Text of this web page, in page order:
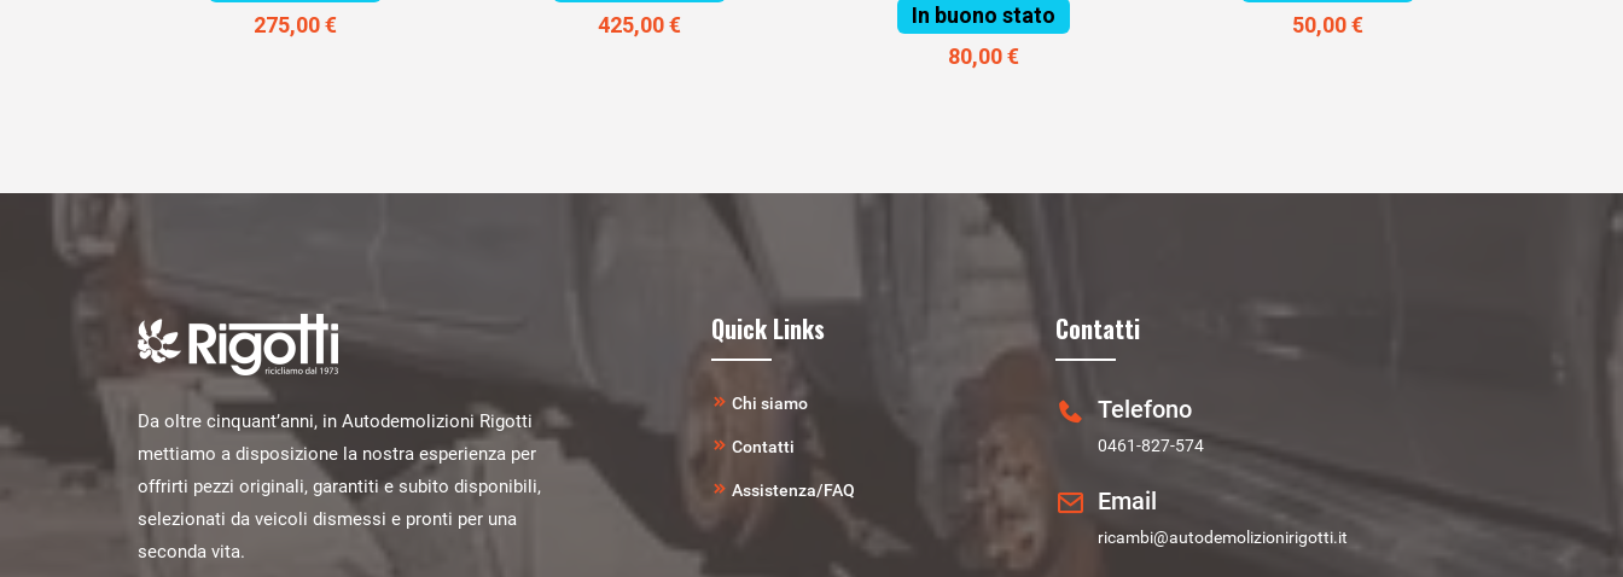
275,00 €
425,00 €
In buono stato
80,00 €
50,00 €
Da oltre cinquant’anni, in Autodemolizioni Rigotti
mettiamo a disposizione la nostra esperienza per
offrirti pezzi originali, garantiti e subito disponibili,
selezionati da veicoli dismessi e pronti per una
seconda vita.
Quick Links
Chi siamo
Contatti
Assistenza/FAQ
Contatti
Telefono
0461-827-574
Email
ricambi@autodemolizionirigotti.it